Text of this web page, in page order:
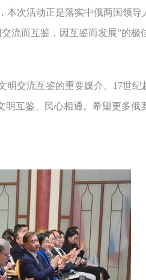
次活动正是落实中俄两国领导
流而互鉴，因互鉴而发展”的极
交流互鉴的重要媒介。17世纪
互鉴、民心相通。希望更多